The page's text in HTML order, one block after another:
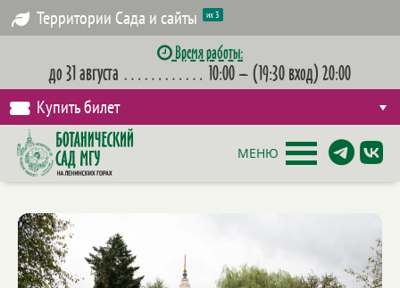
Территории Сада и сайты их 3
Время работы:
до 31 августа ………… 10:00 – (19:30 вход) 20:00
Купить билет
МЕНЮ